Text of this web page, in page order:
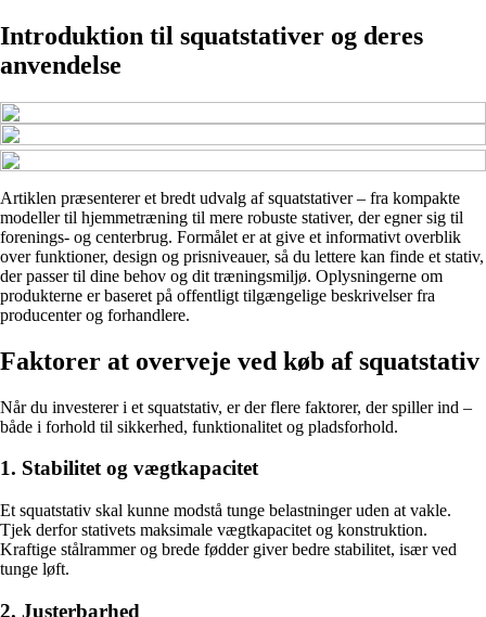
Introduktion til squatstativer og deres
anvendelse
Artiklen præsenterer et bredt udvalg af squatstativer – fra kompakte
modeller til hjemmetræning til mere robuste stativer, der egner sig til
forenings- og centerbrug. Formålet er at give et informativt overblik
over funktioner, design og prisniveauer, så du lettere kan finde et stativ,
der passer til dine behov og dit træningsmiljø. Oplysningerne om
produkterne er baseret på offentligt tilgængelige beskrivelser fra
producenter og forhandlere.
Faktorer at overveje ved køb af squatstativ
Når du investerer i et squatstativ, er der flere faktorer, der spiller ind –
både i forhold til sikkerhed, funktionalitet og pladsforhold.
1. Stabilitet og vægtkapacitet
Et squatstativ skal kunne modstå tunge belastninger uden at vakle.
Tjek derfor stativets maksimale vægtkapacitet og konstruktion.
Kraftige stålrammer og brede fødder giver bedre stabilitet, især ved
tunge løft.
2. Justerbarhed